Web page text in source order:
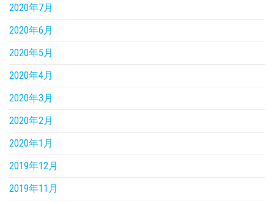
2020年7月
2020年6月
2020年5月
2020年4月
2020年3月
2020年2月
2020年1月
2019年12月
2019年11月